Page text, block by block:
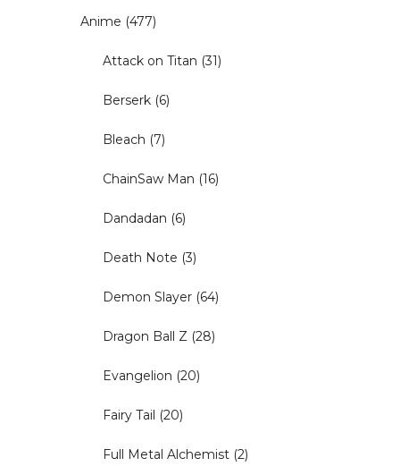
Anime (477)
Attack on Titan (31)
Berserk (6)
Bleach (7)
ChainSaw Man (16)
Dandadan (6)
Death Note (3)
Demon Slayer (64)
Dragon Ball Z (28)
Evangelion (20)
Fairy Tail (20)
Full Metal Alchemist (2)